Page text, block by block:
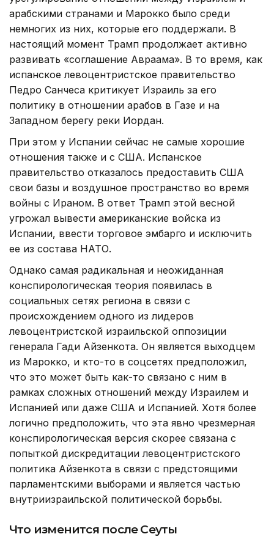
арабскими странами и Марокко было среди
немногих из них, которые его поддержали. В
настоящий момент Трамп продолжает активно
развивать «соглашение Авраама». В то время, как
испанское левоцентристское правительство
Педро Санчеса критикует Израиль за его
политику в отношении арабов в Газе и на
Западном берегу реки Иордан.
При этом у Испании сейчас не самые хорошие
отношения также и с США. Испанское
правительство отказалось предоставить США
свои базы и воздушное пространство во время
войны с Ираном. В ответ Трамп этой весной
угрожал вывести американские войска из
Испании, ввести торговое эмбарго и исключить
ее из состава НАТО.
Однако самая радикальная и неожиданная
конспирологическая теория появилась в
социальных сетях региона в связи с
происхождением одного из лидеров
левоцентристской израильской оппозиции
генерала Гади Айзенкота. Он является выходцем
из Марокко, и кто-то в соцсетях предположил,
что это может быть как-то связано с ним в
рамках сложных отношений между Израилем и
Испанией или даже США и Испанией. Хотя более
логично предположить, что эта явно чрезмерная
конспирологическая версия скорее связана с
попыткой дискредитации левоцентристского
политика Айзенкота в связи с предстоящими
парламентскими выборами и является частью
внутриизраильской политической борьбы.
Что изменится после Сеуты